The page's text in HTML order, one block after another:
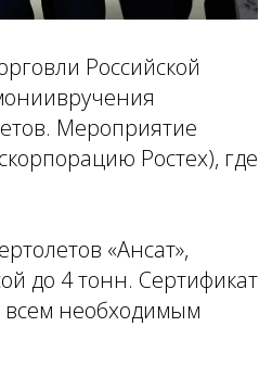
Российской
вручения
Мероприятие
Ростех), где
«Ансат»,
до 4 тонн. Сертификат
всем необходимым